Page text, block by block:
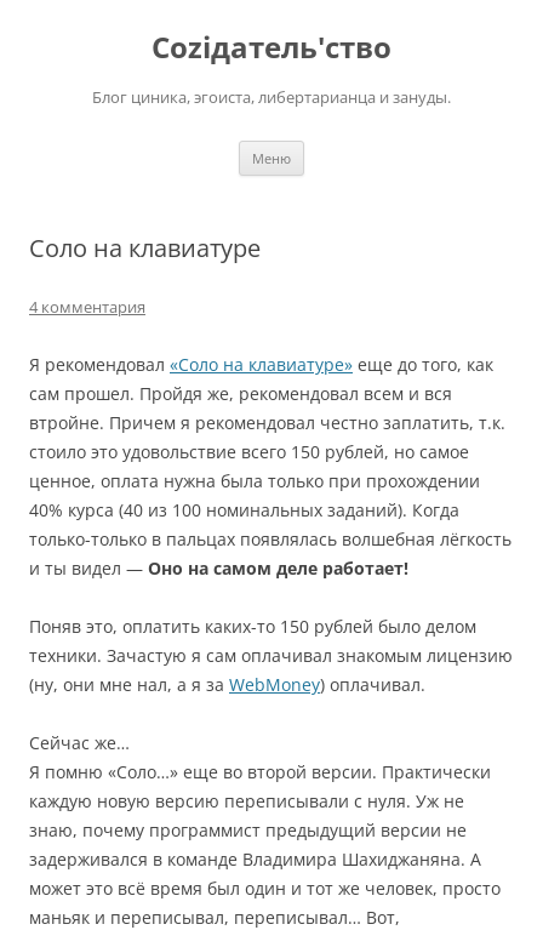
Соziдатель'ство
Блог циника, эгоиста, либертарианца и зануды.
Меню
Соло на клавиатуре
4 комментария
Я рекомендовал «Соло на клавиатуре» еще до того, как
сам прошел. Пройдя же, рекомендовал всем и вся
втройне. Причем я рекомендовал честно заплатить, т.к.
стоило это удовольствие всего 150 рублей, но самое
ценное, оплата нужна была только при прохождении
40% курса (40 из 100 номинальных заданий). Когда
только-только в пальцах появлялась волшебная лёгкость
и ты видел — Оно на самом деле работает!
Поняв это, оплатить каких-то 150 рублей было делом
техники. Зачастую я сам оплачивал знакомым лицензию
(ну, они мне нал, а я за WebMoney) оплачивал.
Сейчас же…
Я помню «Соло…» еще во второй версии. Практически
каждую новую версию переписывали с нуля. Уж не
знаю, почему программист предыдущий версии не
задерживался в команде Владимира Шахиджаняна. А
может это всё время был один и тот же человек, просто
маньяк и переписывал, переписывал… Вот,